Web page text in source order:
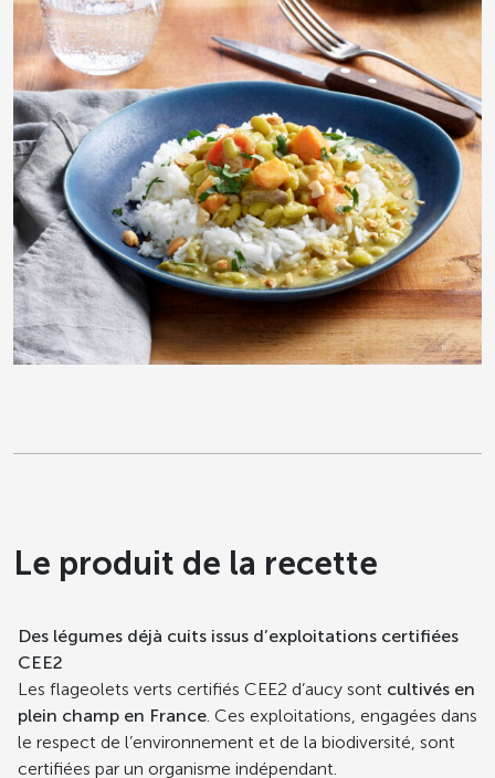
Le produit de la recette
Des légumes déjà cuits issus d’exploitations certifiées
CEE2
Les flageolets verts certifiés CEE2 d’aucy sont cultivés en
plein champ en France . Ces exploitations, engagées dans
le respect de l’environnement et de la biodiversité, sont
certifiées par un organisme indépendant.